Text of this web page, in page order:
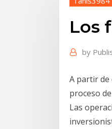
Los
by
A partir de
proceso
Las